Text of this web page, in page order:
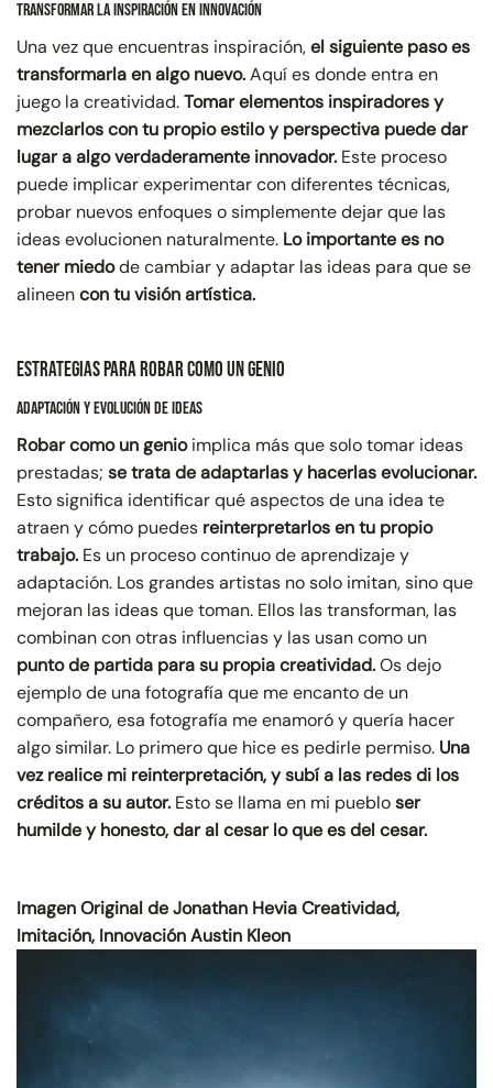
Transformar la Inspiración en Innovación
Una vez que encuentras inspiración,el siguiente paso es
transformarla en algo nuevo.Aquí es donde entra en
juego la creatividad.Tomar elementos inspiradores y
mezclarlos con tu propio estilo y perspectiva puede dar
lugar a algo verdaderamente innovador. Este proceso
puede implicar experimentar con diferentes técnicas,
probar nuevos enfoques o simplemente dejar que las
ideas evolucionen naturalmente. Lo importante es no
tener miedode cambiar y adaptar las ideas para que se
alineencon tu visión artística.
Estrategias para Robar como un Genio
Adaptación y Evolución de Ideas
Robar como un genioimplica más que solo tomar ideas
prestadas; se trata de adaptarlas y hacerlas evolucionar.
Esto significa identificar qué aspectos de una idea te
atraen y cómo puedes reinterpretarlos en tu propio
trabajo. Es un proceso continuo de aprendizaje y
adaptación. Los grandes artistas no solo imitan, sino que
mejoran las ideas que toman. Ellos las transforman, las
combinan con otras influencias y las usan como un
punto de partida para su propia creatividad.Os dejo
ejemplo de una fotografía que me encanto de un
compañero, esa fotografía me enamoró y quería hacer
algo similar. Lo primero que hice es pedirle permiso. Una
vez realice mi reinterpretación, y subí a las redes di los
créditos a su autor. Esto se llama en mi puebloser
humilde y honesto, dar al cesar lo que es del cesar.
Imagen Original de Jonathan Hevia Creatividad,
Imitación, Innovación Austin Kleon